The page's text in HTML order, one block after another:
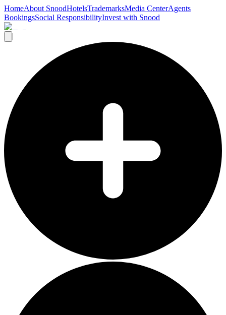
HomeAbout SnoodHotelsTrademarksMedia CenterAgents
BookingsSocial ResponsibilityInvest with Snood
|